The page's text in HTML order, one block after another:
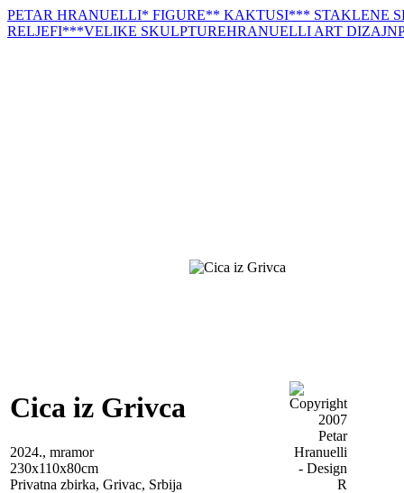
PETAR HRANUELLI* FIGURE** KAKTUSI*** STAKLENE
RELJEFI***VELIKE SKULPTUREHRANUELLI ART DIZAJN
Cica iz Grivca
2024., mramor
230x110x80cm
Privatna zbirka, Grivac, Srbija